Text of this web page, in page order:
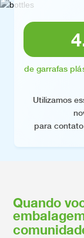
de garrafas
Utilizamos
para
Quando